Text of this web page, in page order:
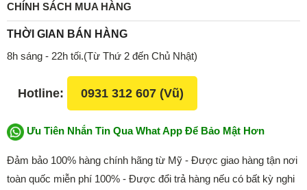
CHÍNH SÁCH MUA HÀNG
THỜI GIAN BÁN HÀNG
8h sáng - 22h tối.(Từ Thứ 2 đến Chủ Nhật)
Hotline: 0931 312 607 (Vũ)
Ưu Tiên Nhắn Tin Qua What App Để Bảo Mật Hơn
Đảm bảo 100% hàng chính hãng từ Mỹ - Được giao hàng tận nơi
toàn quốc miễn phí 100% - Được đổi trả hàng nếu có bất kỳ nghi